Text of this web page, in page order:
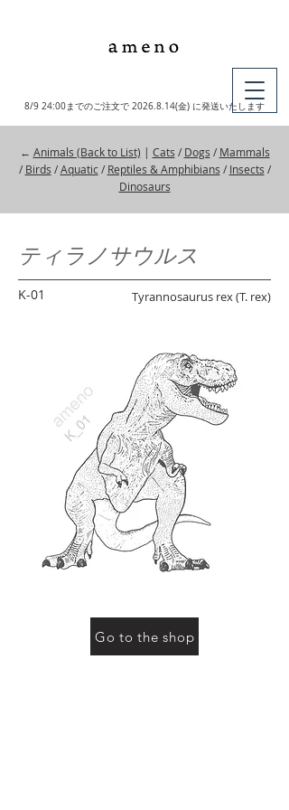
8/9 24:00までのご注文で 2026.8.14(金) に発送いたします
← Animals (Back to List) | Cats / Dogs / Mammals
/ Birds /Aquatic/ Reptiles & Amphibians / Insects /
Dinosaurs
ティラノサウルス
K-01 Tyrannosaurus rex (T. rex)
Go to the shop